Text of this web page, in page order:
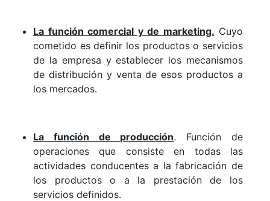
La función comercial y de marketing. Cuyo
cometido es definir los productos o servicios
de la empresa y establecer los mecanismos
de distribución y venta de esos productos a
los mercados.
La función de producción. Función de
operaciones que consiste en todas las
actividades conducentes a la fabricación de
los productos o a la prestación de los
servicios definidos.